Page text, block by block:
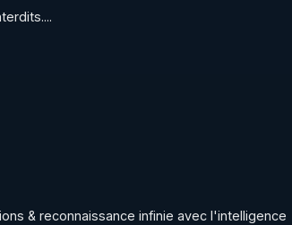
& reconnaissance infinie avec l'intelligence